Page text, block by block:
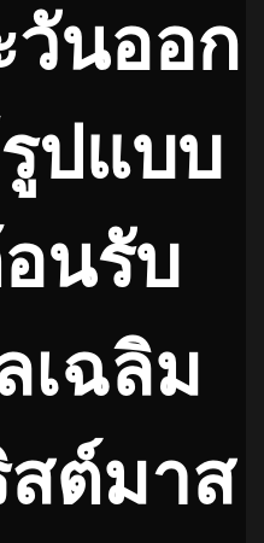
วันออก
ปแบบ
นรับ
เฉลิม
ต์มาส